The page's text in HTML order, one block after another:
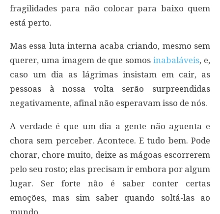
fragilidades para não colocar para baixo quem
está perto.
Mas essa luta interna acaba criando, mesmo sem
querer, uma imagem de que somosinabaláveis, e,
caso um dia as lágrimas insistam em cair, as
pessoas à nossa volta serão surpreendidas
negativamente, afinal não esperavam isso de nós.
A verdade é que um dia a gente não aguenta e
chora sem perceber. Acontece. E tudo bem. Pode
chorar, chore muito, deixe as mágoas escorrerem
pelo seu rosto; elas precisam ir embora por algum
lugar. Ser forte não é saber conter certas
emoções, mas sim saber quando soltá-las ao